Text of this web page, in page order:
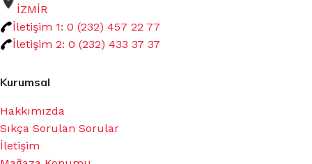
İZMİR
İletişim 1: 0 (232) 457 22 77
İletişim 2: 0 (232) 433 37 37
Kurumsal
Hakkımızda
Sıkça Sorulan Sorular
İletişim